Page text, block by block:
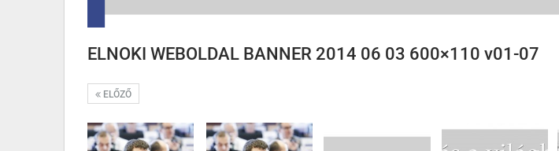
ELNOKI WEBOLDAL BANNER 2014 06 03 600×110 v01-07
ELŐZŐ